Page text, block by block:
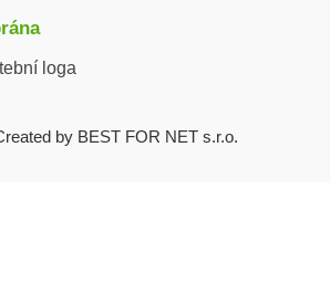
by BEST FOR NET s.r.o.